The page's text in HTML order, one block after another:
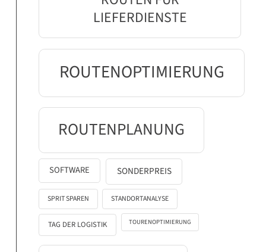
LIEFERDIENSTE
ROUTENOPTIMIERUNG
ROUTENPLANUNG
SOFTWARE SONDERPREIS
SPRIT SPAREN STANDORTANALYSE
TAG DER LOGISTIK TOURENOPTIMIERUNG